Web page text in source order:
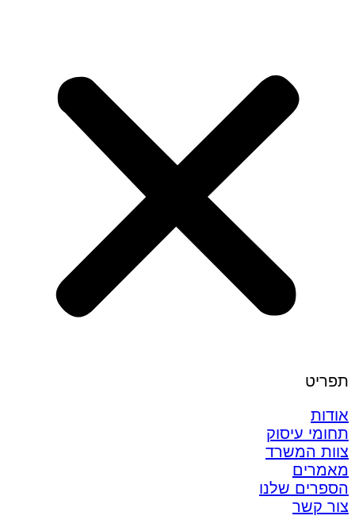
תפריט
אודות
תחומי עיסוק
צוות המשרד
מאמרים
הספרים שלנו
צור קשר